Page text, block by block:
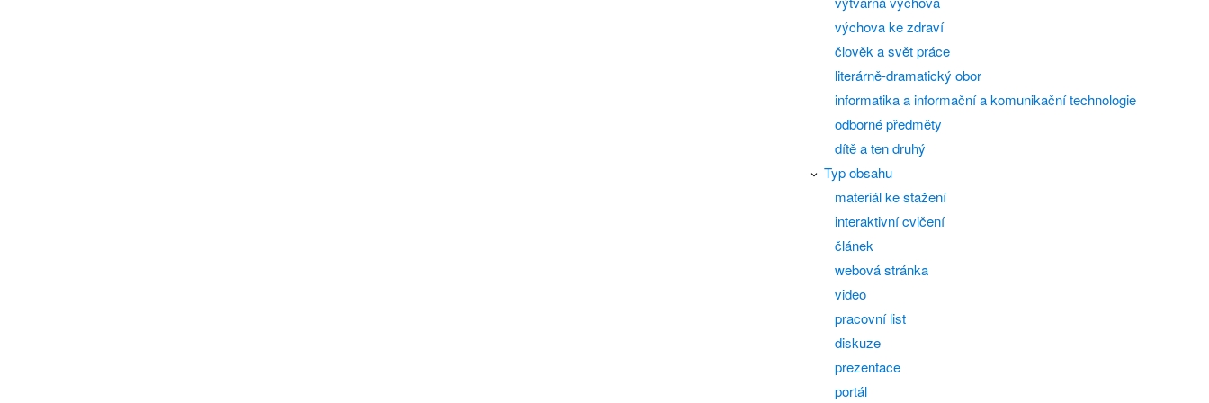
výchova ke zdraví
člověk a svět práce
literárně-dramatický obor
informatika a informační a komunikační technologie
odborné předměty
dítě a ten druhý
Typ obsahu
materiál ke stažení
interaktivní cvičení
článek
webová stránka
video
pracovní list
diskuze
prezentace
portál